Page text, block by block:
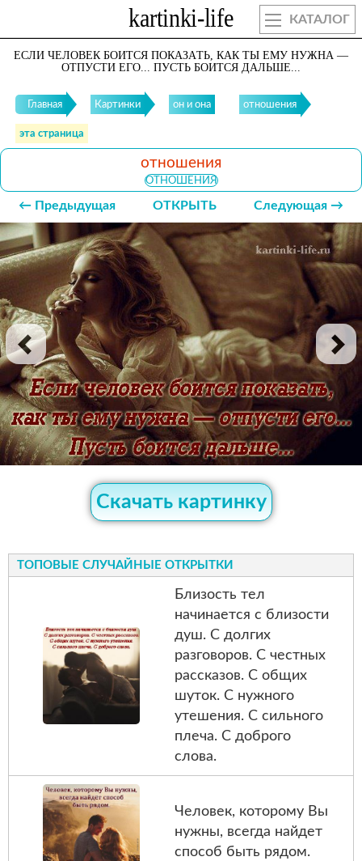
КАТАЛОГ
ЕСЛИ ЧEЛОВEК БОИТСЯ ПОКАЗAТЬ, КАК ТЫ EМУ НУЖНА —
OТПУСТИ EГО... ПУCТЬ БОИТСЯ ДАЛЬШЕ...
Главная Картинки он и она отношения
эта страница
отношения
ОТНОШЕНИЯ
← Предыдущая ОТКРЫТЬ Следующая →
Скачать картинку
ТОПОВЫЕ СЛУЧАЙНЫЕ ОТКРЫТКИ
Близость тел
начинается с близости
душ. С долгих
разговоров. С честных
рассказов. С общих
шуток. С нужного
утешения. С сильного
плеча. С доброго
слова.
Человек, которому Вы
нужны, всегда найдет
способ быть рядом.